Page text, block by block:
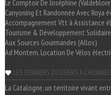
Le Comptoir De Joséphine
Canyoning Et Randonnée Avec Roya
Accompagnement Vtt à Assistance
Tourisme & Développement
Aux Sources Gourmandes (Allos)
Ad Montem, Location De Vélos
LES DERNIERS DOSSIERS A
La Catalogne, un territoire vivant